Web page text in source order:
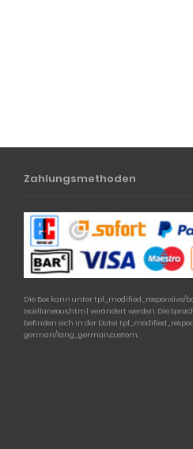
Zahlungsmethoden
Die Box kann unter tpl_modified_responsive/
iscellaneous.html verändert werden. Die
befinden sich in der Datei
german/lang_german.custom.